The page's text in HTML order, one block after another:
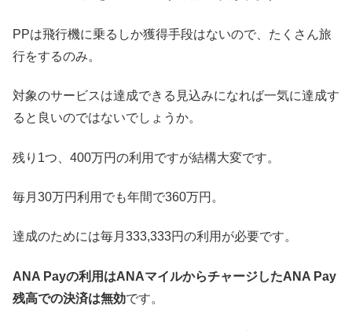
PPは飛行機に乗るしか獲得手段はないので、たくさん旅
行をするのみ。
対象のサービスは達成できる見込みになれば一気に達成す
ると良いのではないでしょうか。
残り1つ、400万円の利用ですが結構大変です。
毎月30万円利用でも年間で360万円。
達成のためには毎月333,333円の利用が必要です。
ANA Payの利用はANAマイルからチャージしたANA Pay
残高での決済は無効です。